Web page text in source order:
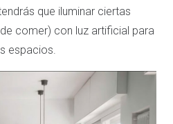
que iluminar ciertas
comer) con luz artificial para
espacios.